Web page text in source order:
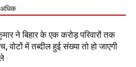
ने बिहार के एक करोड़ परिवारों तक
वोटों में तब्दील हुई संख्या तो हो जाएगी